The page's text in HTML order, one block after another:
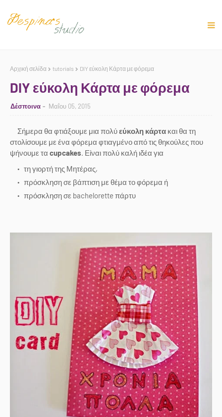
Αρχική σελίδα tutorials DIY εύκολη Κάρτα με φόρεμα
DIY εύκολη Κάρτα με φόρεμα
Δέσποινα Μαΐου 05, 2015
Σήμερα θα φτιάξουμε μια πολύεύκολη κάρτα και θα τη
στολίσουμε με ένα φόρεμα φτιαγμένο από τις θηκούλες που
ψήνουμε τα cupcakes. Είναι πολύ καλή ιδέα για
τη γιορτή της Μητέρας,
πρόσκληση σε βάπτιση με θέμα το φόρεμα ή
πρόσκληση σε bachelorette πάρτυ